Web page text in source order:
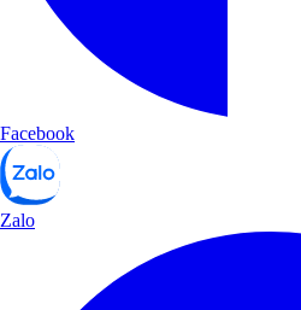
Facebook
Zalo